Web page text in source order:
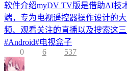
软件介绍myDV TV版是借助AI技
端，专为电视遥控器操作设计的
频、观看关注的直播以及搜索这
#Android#电视盒子
0
6 537